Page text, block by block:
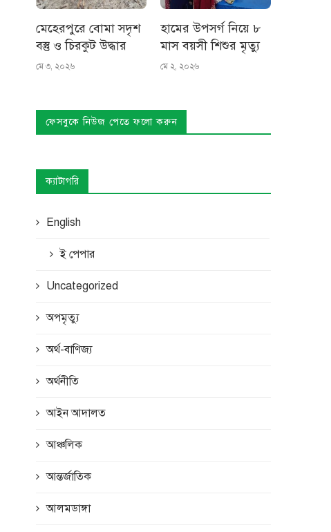
মেহেরপুরে বোমা সদৃশ
বস্তু ও চিরকুট উদ্ধার
মে ৩, ২০২৬
হামের উপসর্গ নিয়ে ৮
মাস বয়সী শিশুর মৃত্যু
মে ২, ২০২৬
ফেসবুকে নিউজ পেতে ফলো করুন
ক্যাটাগরি
English
ই পেপার
Uncategorized
অপমৃত্যু
অর্থ-বাণিজ্য
অর্থনীতি
আইন আদালত
আঞ্চলিক
আন্তর্জাতিক
আলমডাঙ্গা